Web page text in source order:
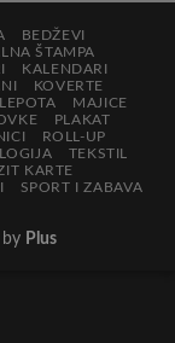
BEDŽEVI
ŠTAMPA
KALENDARI
KOVERTE
LEPOTA
MAJICE
PLAKAT
ROLL-UP
TEKSTIL
KARTE
SPORT I ZABAVA
by Plus